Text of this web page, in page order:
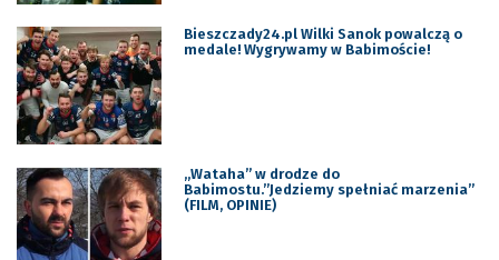
Bieszczady24.pl Wilki Sanok powalczą o
medale! Wygrywamy w Babimoście!
„Wataha” w drodze do
Babimostu.”Jedziemy spełniać marzenia”
(FILM, OPINIE)